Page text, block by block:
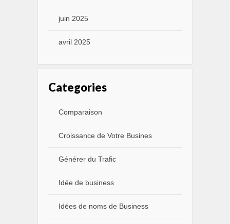
juin 2025
avril 2025
Categories
Comparaison
Croissance de Votre Busines
Générer du Trafic
Idée de business
Idées de noms de Business